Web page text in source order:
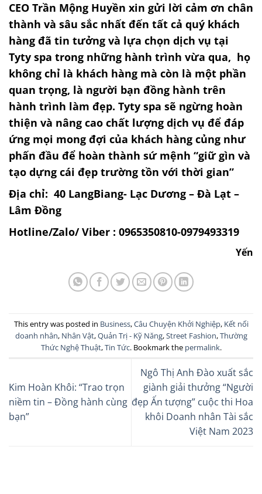
CEO Trần Mộng Huyền xin gửi lời cảm ơn chân
thành và sâu sắc nhất đến tất cả quý khách
hàng đã tin tưởng và lựa chọn dịch vụ tại
Tyty spa trong những hành trình vừa qua, họ
không chỉ là khách hàng mà còn là một phần
quan trọng, là người bạn đồng hành trên
hành trình làm đẹp. Tyty spa sẽ ngừng hoàn
thiện và nâng cao chất lượng dịch vụ để đáp
ứng mọi mong đợi của khách hàng củng như
phấn đầu để hoàn thành sứ mệnh “giữ gìn và
tạo dựng cái đẹp trường tồn với thời gian”
Địa chỉ: 40 LangBiang- Lạc Dương – Đà Lạt –
Lâm Đồng
Hotline/Zalo/ Viber : 0965350810-0979493319
Yến
This entry was posted in Business,Câu Chuyện Khởi Nghiệp, Kết nối
doanh nhân, Nhân Vật,Quản Trị - Kỹ Năng,Street Fashion,Thường
Thức Nghệ Thuật,Tin Tức. Bookmark the permalink.
Kim Hoàn Khôi: “Trao trọn
niềm tin – Đồng hành cùng
bạn”
Ngô Thị Anh Đào xuất sắc
giành giải thưởng “Người
đẹp Ấn tượng” cuộc thi Hoa
khôi Doanh nhân Tài sắc
Việt Nam 2023